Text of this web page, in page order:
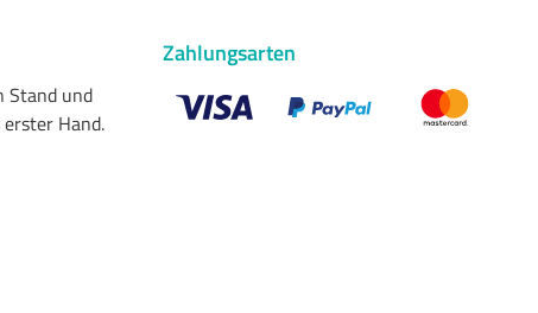
Stand und
Hand.
Zahlungsarten